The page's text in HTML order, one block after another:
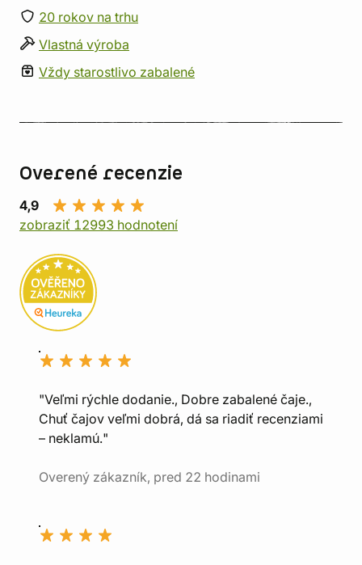
20 rokov na trhu
Vlastná výroba
Vždy starostlivo zabalené
Overené recenzie
4,9
zobraziť 12993 hodnotení
"Veľmi rýchle dodanie., Dobre zabalené čaje.,
Chuť čajov veľmi dobrá, dá sa riadiť recenziami
– neklamú."
Overený zákazník, pred 22 hodinami